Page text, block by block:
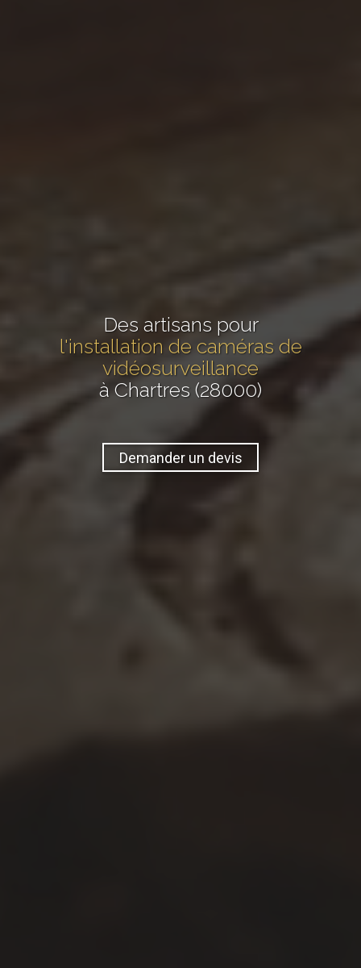
Des artisans pour
l'installation de caméras de
vidéosurveillance
à Chartres (28000)
Demander un devis